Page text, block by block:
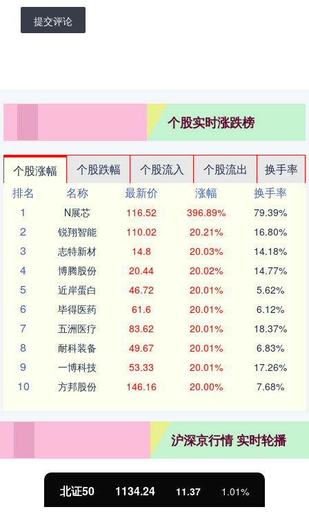
提交评论
个股实时涨跌榜
个股涨幅 个股跌幅 个股流入 个股流出
换手率
排名
名称 最新价 涨幅
换手率
1
N展芯 116.52 396.89% 79.39%
2 锐翔智能 110.02 20.21% 16.80%
3 志特新材 14.8 20.03% 14.18%
4 博腾股份 20.44 20.02% 14.77%
5 近岸蛋白 46.72 20.01% 5.62%
6 毕得医药 61.6 20.01% 6.12%
7 五洲医疗 83.62 20.01% 18.37%
8 耐科装备 49.67 20.01% 6.83%
9 一博科技 53.33 20.01% 17.26%
10 方邦股份 146.16 20.00% 7.68%
沪深京行情 实时轮播
北证50 1134.24 11.37 1.01%